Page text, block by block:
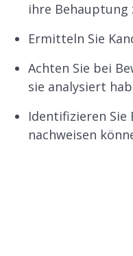
ihre
Ermitteln Sie
Achten Sie bei
sie analysiert
Identifizieren
nachweisen